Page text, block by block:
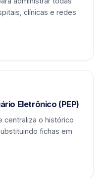
clínicas e redes
Eletrônico (PEP)
centraliza o histórico
fichas em